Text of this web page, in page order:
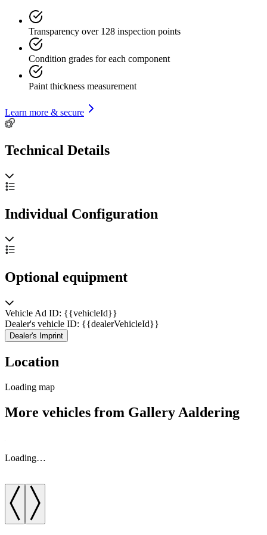
Transparency over 128 inspection points
Condition grades for each component
Paint thickness measurement
Learn more & secure
Technical Details
Individual Configuration
Optional equipment
Vehicle Ad ID: {{vehicleId}}
Dealer's vehicle ID: {{dealerVehicleId}}
Dealer's Imprint
Location
Loading map
More vehicles from Gallery Aaldering
Loading…